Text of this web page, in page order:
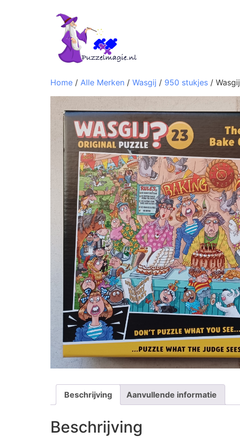
Home / Alle Merken / Wasgij / 950 stukjes /
Beschrijving Aanvullende informatie
Beschrijving